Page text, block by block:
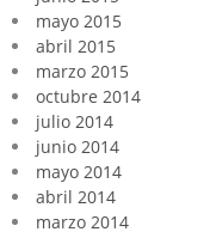
mayo 2015
abril 2015
marzo 2015
octubre 2014
julio 2014
junio 2014
mayo 2014
abril 2014
marzo 2014